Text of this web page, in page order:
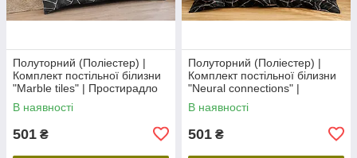
Полуторний (Поліестер) |
Комплект постільної білизни
"Marble tiles" | Простирадло
150х220 см
В наявності
501 ₴
Полуторний (Поліестер) |
Комплект постільної білизни
"Neural connections" |
Простирадло 150х220 см
В наявності
501 ₴